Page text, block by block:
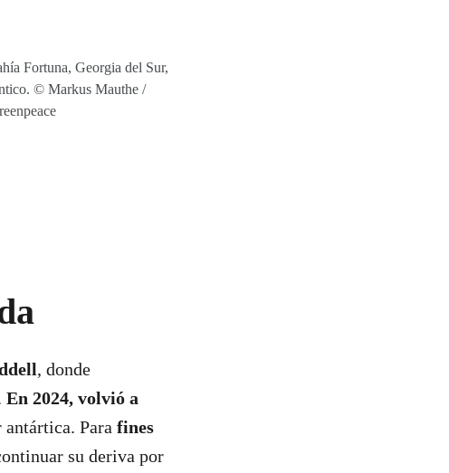
Fortuna, Georgia del Sur,
© Markus Mauthe /
, donde
En 2024, volvió a
Para fines
su deriva por